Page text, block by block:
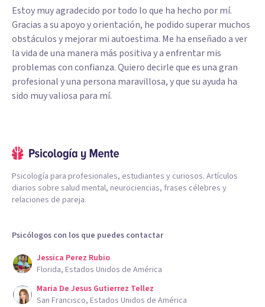
Estoy muy agradecido por todo lo que ha hecho por mí.
Gracias a su apoyo y orientación, he podido superar muchos
obstáculos y mejorar mi autoestima. Me ha enseñado a ver
la vida de una manera más positiva y a enfrentar mis
problemas con confianza. Quiero decirle que es una gran
profesional y una persona maravillosa, y que su ayuda ha
sido muy valiosa para mí.
Psicología para profesionales, estudiantes y curiosos. Artículos
diarios sobre salud mental, neurociencias, frases célebres y
relaciones de pareja.
Psicólogos con los que puedes contactar
Jessica Perez Rubio
Florida, Estados Unidos de América
Maria De Jesus Gutierrez Tellez
San Francisco, Estados Unidos de América